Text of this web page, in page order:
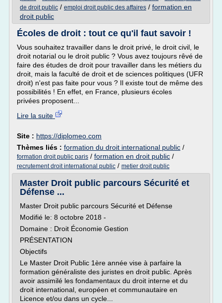
de droit public / emploi droit public des affaires / formation en
droit public
Écoles de droit : tout ce qu'il faut savoir !
Vous souhaitez travailler dans le droit privé, le droit civil, le
droit notarial ou le droit public ? Vous avez toujours rêvé de
faire des études de droit pour travailler dans les métiers du
droit, mais la faculté de droit et de sciences politiques (UFR
droit) n'est pas faite pour vous ? Il existe tout de même des
possibilités ! En effet, en France, plusieurs écoles
privées proposent...
Lire la suite
Site : https://diplomeo.com
Thèmes liés : formation du droit international public /
formation droit public paris / formation en droit public /
recrutement droit international public / metier droit public
Master Droit public parcours Sécurité et
Défense ...
Master Droit public parcours Sécurité et Défense
Modifié le: 8 octobre 2018 -
Domaine : Droit Économie Gestion
PRÉSENTATION
Objectifs
Le Master Droit Public 1ère année vise à parfaire la
formation généraliste des juristes en droit public. Après
avoir assimilé les fondamentaux du droit interne et du
droit international, européen et communautaire en
Licence et/ou dans un cycle...